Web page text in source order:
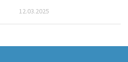
12.03.2025